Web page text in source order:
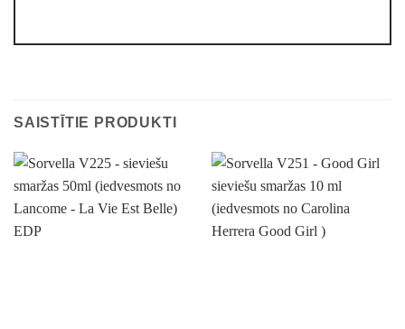
SAISTĪTIE PRODUKTI